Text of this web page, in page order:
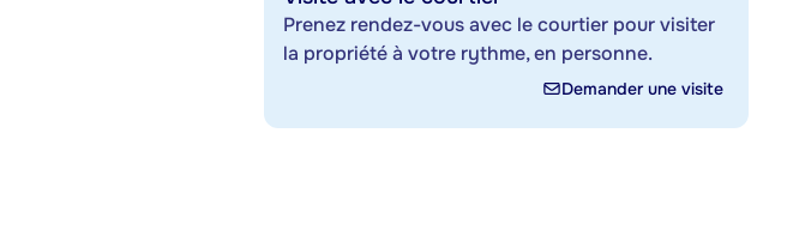
Prenez rendez-vous avec le courtier pour visiter
la propriété à votre rythme, en personne.
Demander une visite